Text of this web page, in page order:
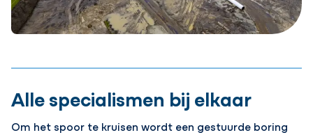
Alle specialismen bij elkaar
Om het spoor te kruisen wordt een gestuurde boring